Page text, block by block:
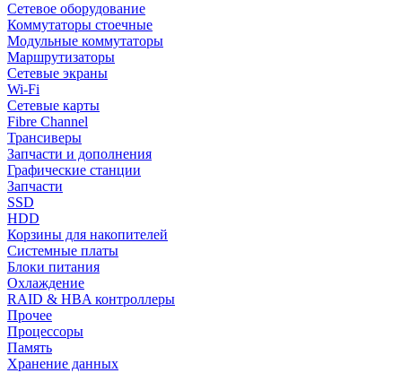
Сетевое оборудование
Коммутаторы стоечные
Модульные коммутаторы
Маршрутизаторы
Сетевые экраны
Wi-Fi
Сетевые карты
Fibre Channel
Трансиверы
Запчасти и дополнения
Графические станции
Запчасти
SSD
HDD
Корзины для накопителей
Системные платы
Блоки питания
Охлаждение
RAID & HBA контроллеры
Прочее
Процессоры
Память
Хранение данных